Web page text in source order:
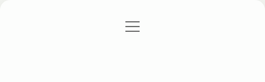
Gizlilik Politikası
menüyü